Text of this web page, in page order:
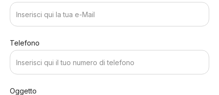
Telefono
Oggetto